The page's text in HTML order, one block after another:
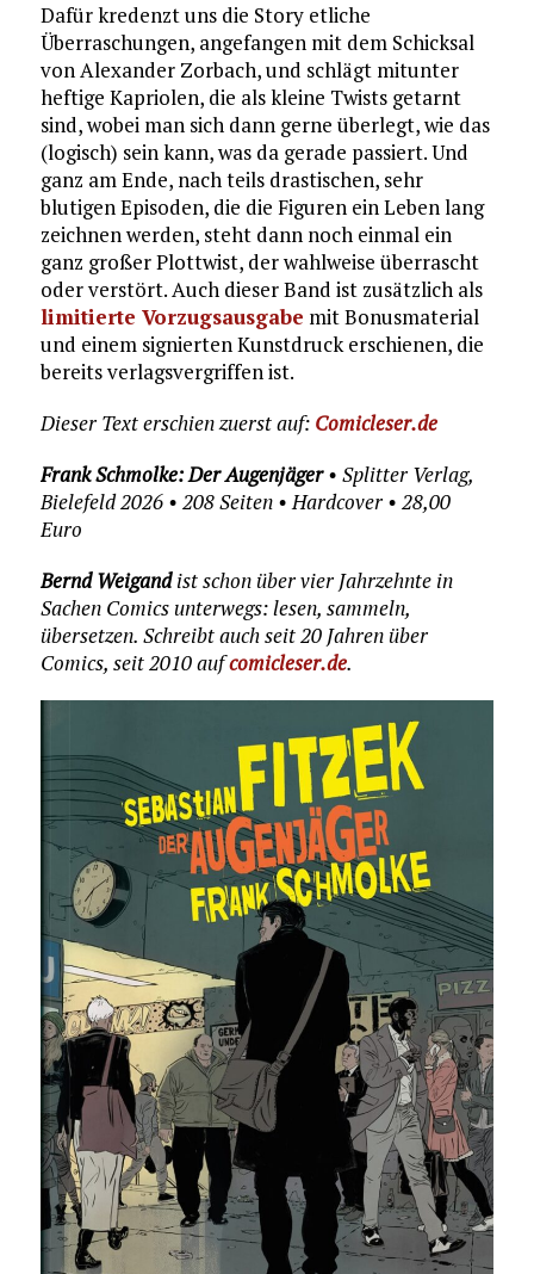
Dafür kredenzt uns die Story etliche
Überraschungen, angefangen mit dem Schicksal
von Alexander Zorbach, und schlägt mitunter
heftige Kapriolen, die als kleine Twists getarnt
sind, wobei man sich dann gerne überlegt, wie das
(logisch) sein kann, was da gerade passiert. Und
ganz am Ende, nach teils drastischen, sehr
blutigen Episoden, die die Figuren ein Leben lang
zeichnen werden, steht dann noch einmal ein
ganz großer Plottwist, der wahlweise überrascht
oder verstört. Auch dieser Band ist zusätzlich als
limitierte Vorzugsausgabe mit Bonusmaterial
und einem signierten Kunstdruck erschienen, die
bereits verlagsvergriffen ist.
Dieser Text erschien zuerst auf: Comicleser.de
Frank Schmolke: Der Augenjäger• Splitter Verlag,
Bielefeld 2026 • 208 Seiten • Hardcover • 28,00
Euro
Bernd Weigandist schon über vier Jahrzehnte in
Sachen Comics unterwegs: lesen, sammeln,
übersetzen. Schreibt auch seit 20 Jahren über
Comics, seit 2010 aufcomicleser.de.